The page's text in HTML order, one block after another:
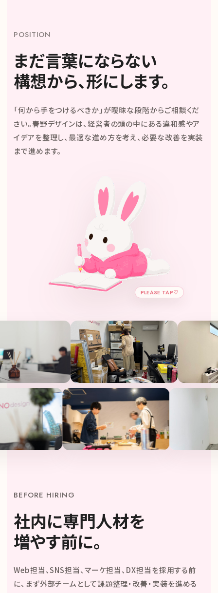
POSITION
まだ言葉にならない
構想から、形にします。
「何から手をつけるべきか」が曖昧な段階からご相談くだ
さい。春野デザインは、経営者の頭の中にある違和感やア
イデアを整理し、最適な進め方を考え、必要な改善を実装
まで進めます。
PLEASE TAP♡
BEFORE HIRING
社内に専門人材を
増やす前に。
Web担当、SNS担当、マーケ担当、DX担当を採用する前
に、まず外部チームとして課題整理・改善・実装を進める